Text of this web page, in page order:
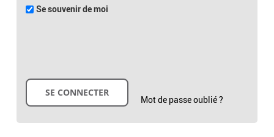
Se souvenir de moi
Mot de passe oublié ?